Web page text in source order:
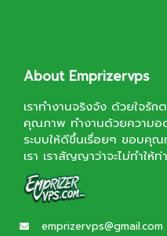
About Emprizervps
เราทำงานจริงจัง ด้วยใจรัก
คุณภาพ ทำงานด้วยความ
ระบบให้ดีขึ้นเรื่อยๆ ขอบคุณ
เรา เราสัญญาว่าจะไม่ทำให้
emprizervps@gmail.com